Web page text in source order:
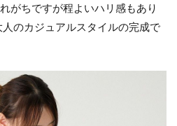
がちですが程よいハリ感もあり
のカジュアルスタイルの完成で